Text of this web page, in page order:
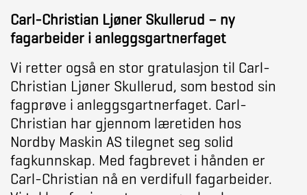
Carl-Christian Ljøner Skullerud – ny
fagarbeider i anleggsgartnerfaget
Vi retter også en stor gratulasjon til Carl-
Christian Ljøner Skullerud, som bestod sin
fagprøve i anleggsgartnerfaget. Carl-
Christian har gjennom læretiden hos
Nordby Maskin AS tilegnet seg solid
fagkunnskap. Med fagbrevet i hånden er
Carl-Christian nå en verdifull fagarbeider.